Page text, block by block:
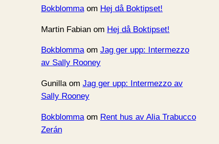
Bokblommaom Hej då Boktipset!
Martin Fabianom Hej då Boktipset!
Bokblommaom Jag ger upp: Intermezzo
av Sally Rooney
Gunillaom Jag ger upp: Intermezzo av
Sally Rooney
Bokblommaom Rent hus av Alia Trabucco
Zerán